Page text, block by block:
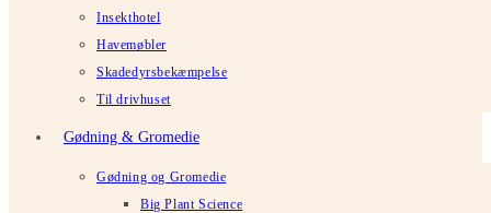
Insekthotel
Havemøbler
Skadedyrsbekæmpelse
Til drivhuset
Gødning & Gromedie
Gødning og Gromedie
Big Plant Science